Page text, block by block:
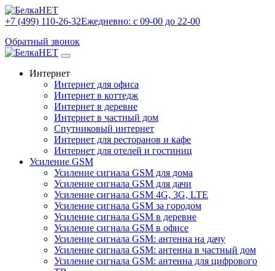
+7 (499) 110-26-32Ежедневно: с 09-00 до 22-00
Обратный звонок
Интернет
Интернет для офиса
Интернет в коттедж
Интернет в деревне
Интернет в частный дом
Спутниковый интернет
Интернет для ресторанов и кафе
Интернет для отелей и гостиниц
Усиление GSM
Усиление сигнала GSM для дома
Усиление сигнала GSM для дачи
Усиление сигнала GSM 4G, 3G, LTE
Усиление сигнала GSM за городом
Усиление сигнала GSM в деревне
Усиление сигнала GSM в офисе
Усиление сигнала GSM: антенна на дачу
Усиление сигнала GSM: антенна в частный дом
Усиление сигнала GSM: антенна для цифрового